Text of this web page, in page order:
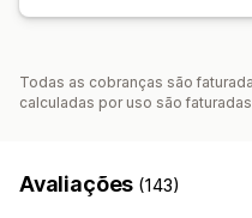
Todas as cobranças são
calculadas por uso são
Avaliações (143)